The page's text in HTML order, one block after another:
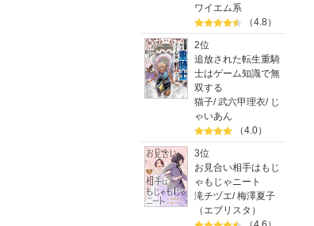
ワイエム系
（4.8）
2位
追放された転生重騎
士はゲーム知識で無
双する
猫子/武六甲理衣/ じ
ゃいあん
（4.0）
3位
お見合い相手はもじ
ゃもじゃニート
滝チヅエ/梅澤夏子
（エブリスタ）